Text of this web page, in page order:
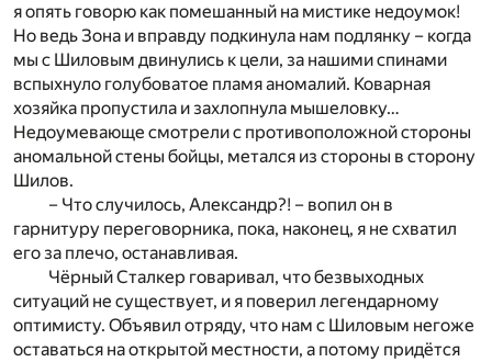
я опять говорю как помешанный на мистике недоумок!
Но ведь Зона и вправду подкинула нам подлянку – когда
мы с Шиловым двинулись к цели, за нашими спинами
вспыхнуло голубоватое пламя аномалий. Коварная
хозяйка пропустила и захлопнула мышеловку…
Недоумевающе смотрели с противоположной стороны
аномальной стены бойцы, метался из стороны в сторону
Шилов.
– Что случилось, Александр?! – вопил он в
гарнитуру переговорника, пока, наконец, я не схватил
его за плечо, останавливая.
Чёрный Сталкер говаривал, что безвыходных
ситуаций не существует, и я поверил легендарному
оптимисту. Объявил отряду, что нам с Шиловым негоже
оставаться на открытой местности, а потому придётся